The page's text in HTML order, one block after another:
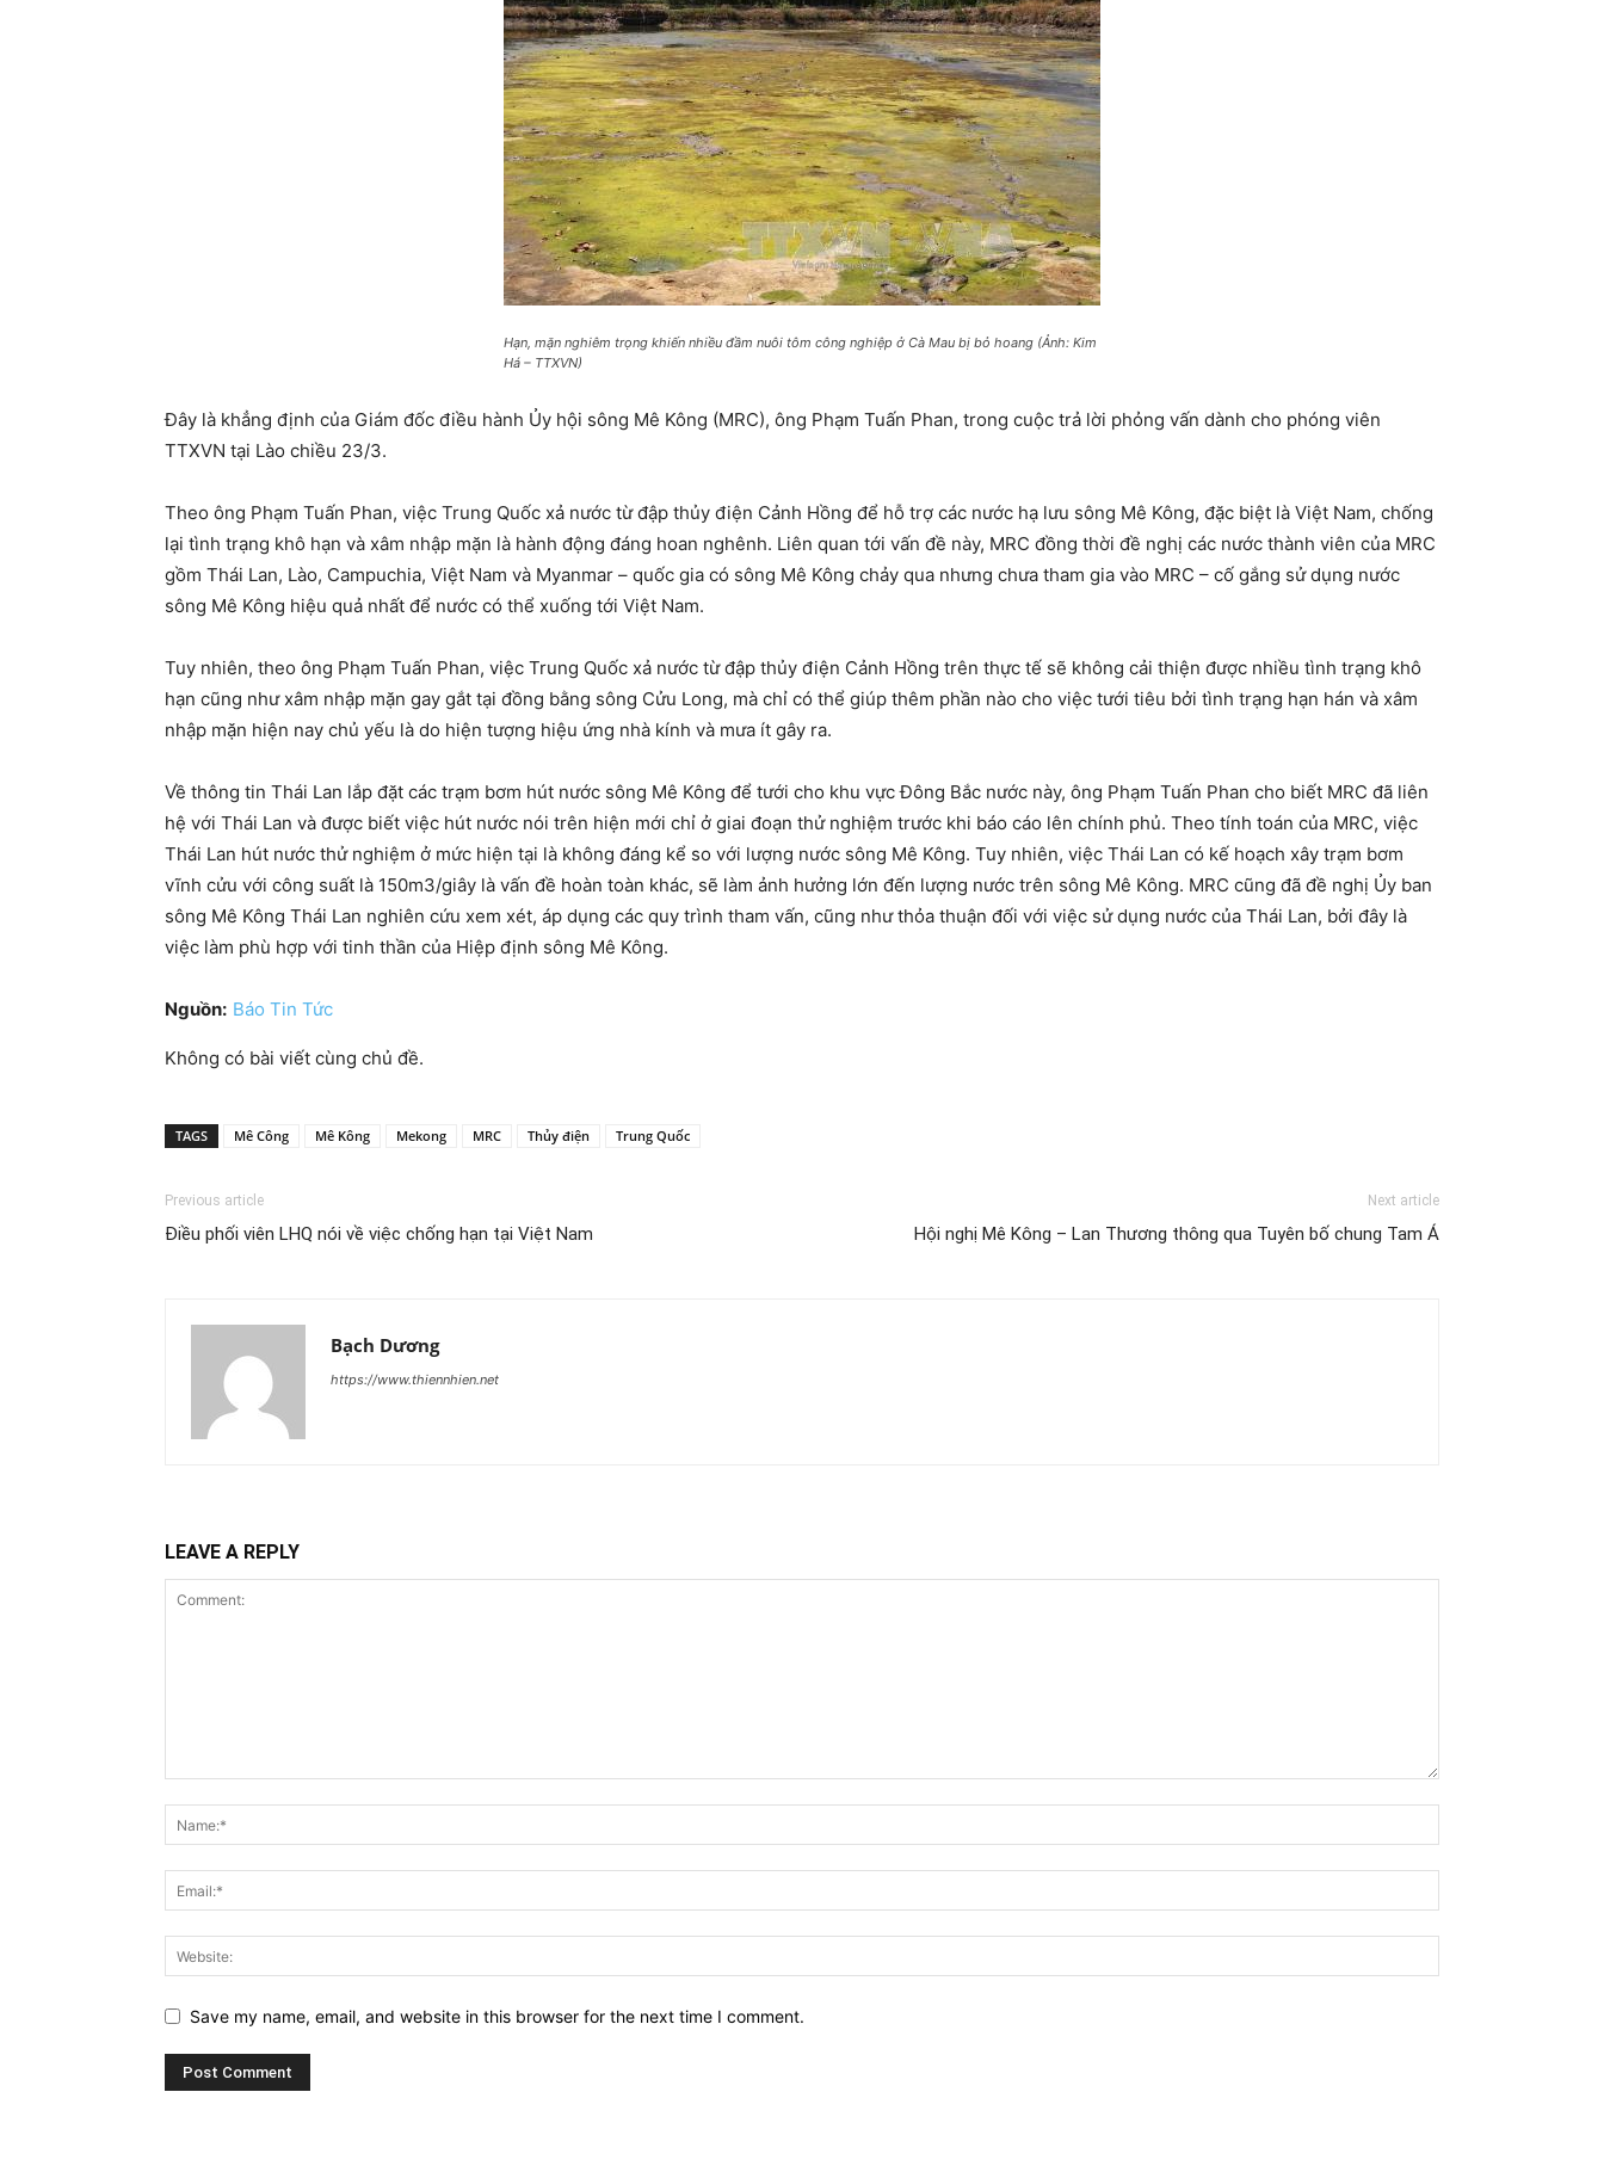
Hạn, mặn nghiêm trọng khiến nhiều đầm nuôi tôm công nghiệp ở Cà Mau bị bỏ hoang (Ảnh: Kim
Há – TTXVN)
Đây là khẳng định của Giám đốc điều hành Ủy hội sông Mê Kông (MRC), ông Phạm Tuấn Phan, trong cuộc trả lời phỏng vấn dành cho phóng viên
TTXVN tại Lào chiều 23/3.
Theo ông Phạm Tuấn Phan, việc Trung Quốc xả nước từ đập thủy điện Cảnh Hồng để hỗ trợ các nước hạ lưu sông Mê Kông, đặc biệt là Việt Nam, chống
lại tình trạng khô hạn và xâm nhập mặn là hành động đáng hoan nghênh. Liên quan tới vấn đề này, MRC đồng thời đề nghị các nước thành viên của MRC
gồm Thái Lan, Lào, Campuchia, Việt Nam và Myanmar – quốc gia có sông Mê Kông chảy qua nhưng chưa tham gia vào MRC – cố gắng sử dụng nước
sông Mê Kông hiệu quả nhất để nước có thể xuống tới Việt Nam.
Tuy nhiên, theo ông Phạm Tuấn Phan, việc Trung Quốc xả nước từ đập thủy điện Cảnh Hồng trên thực tế sẽ không cải thiện được nhiều tình trạng khô
hạn cũng như xâm nhập mặn gay gắt tại đồng bằng sông Cửu Long, mà chỉ có thể giúp thêm phần nào cho việc tưới tiêu bởi tình trạng hạn hán và xâm
nhập mặn hiện nay chủ yếu là do hiện tượng hiệu ứng nhà kính và mưa ít gây ra.
Về thông tin Thái Lan lắp đặt các trạm bơm hút nước sông Mê Kông để tưới cho khu vực Đông Bắc nước này, ông Phạm Tuấn Phan cho biết MRC đã liên
hệ với Thái Lan và được biết việc hút nước nói trên hiện mới chỉ ở giai đoạn thử nghiệm trước khi báo cáo lên chính phủ. Theo tính toán của MRC, việc
Thái Lan hút nước thử nghiệm ở mức hiện tại là không đáng kể so với lượng nước sông Mê Kông. Tuy nhiên, việc Thái Lan có kế hoạch xây trạm bơm
vĩnh cửu với công suất là 150m3/giây là vấn đề hoàn toàn khác, sẽ làm ảnh hưởng lớn đến lượng nước trên sông Mê Kông. MRC cũng đã đề nghị Ủy ban
sông Mê Kông Thái Lan nghiên cứu xem xét, áp dụng các quy trình tham vấn, cũng như thỏa thuận đối với việc sử dụng nước của Thái Lan, bởi đây là
việc làm phù hợp với tinh thần của Hiệp định sông Mê Kông.
Nguồn: Báo Tin Tức
Không có bài viết cùng chủ đề.
TAGS Mê Công Mê Kông Mekong MRC Thủy điện Trung Quốc
Previous article
Điều phối viên LHQ nói về việc chống hạn tại Việt Nam
Next article
Hội nghị Mê Kông – Lan Thương thông qua Tuyên bố chung Tam Á
Bạch Dương
https://www.thiennhien.net
LEAVE A REPLY
Save my name, email, and website in this browser for the next time I comment.